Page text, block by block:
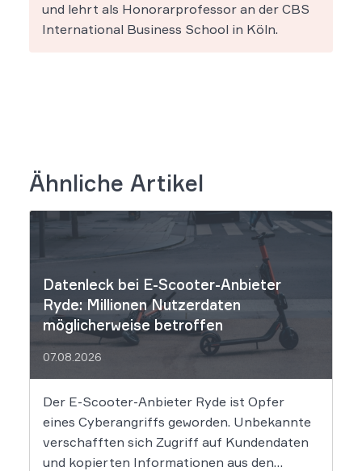
und lehrt als Honorarprofessor an der CBS
International Business School in Köln.
Ähnliche Artikel
Datenleck bei E-Scooter-Anbieter
Ryde: Millionen Nutzerdaten
möglicherweise betroffen
07.08.2026
Der E-Scooter-Anbieter Ryde ist Opfer
eines Cyberangriffs geworden. Unbekannte
verschafften sich Zugriff auf Kundendaten
und kopierten Informationen aus den